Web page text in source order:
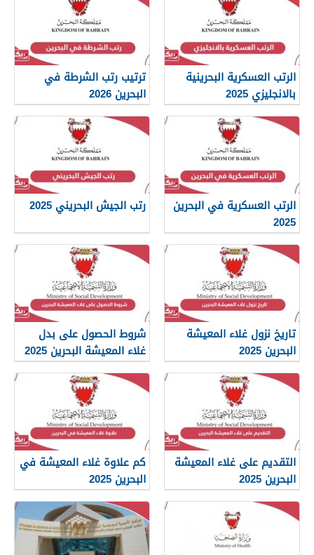
الرتب العسكرية البحرينية
بالانجليزي 2025
ترتيب رتب الشرطة في
البحرين 2026
الرتب العسكرية في البحرين
2025
رتب الجيش البحريني 2025
تاريخ نزول غلاء المعيشة
البحرين 2025
شروط الحصول على بدل
غلاء المعيشة البحرين 2025
التقديم على غلاء المعيشة
البحرين 2025
كم علاوة غلاء المعيشة في
البحرين 2025